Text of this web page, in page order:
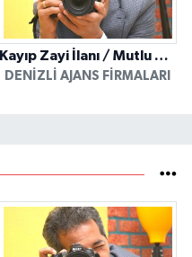
Kayıp Zayi İlanı / Mutlu Ajans / Denizli
DENIZLI AJANS FIRMALARI